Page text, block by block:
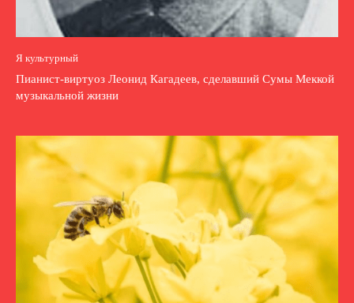
Я культурный
Пианист-виртуоз Леонид Кагадеев, сделавший Сумы Меккой
музыкальной жизни